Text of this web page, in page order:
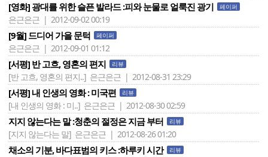
[영화] 광대를 위한 슬픈 발라드 :피와 눈물로 얼룩진 광기 페이퍼
은근은근 | 2012-09-02 00:19
[9월] 드디어 가을 문턱 페이퍼
은근은근 | 2012-09-01 01:12
[서평] 반 고흐, 영혼의 편지 리뷰
[반 고흐, 영혼의 편지..] 은근은근 | 2012-08-31 23:29
[서평] 내 인생의 영화 : 미국편 리뷰
[내 인생의 영화 : 미..] 은근은근 | 2012-08-30 02:59
지지 않는다는 말 :청춘의 절정은 지금 부터 리뷰
[지지 않는다는 말] 은근은근 | 2012-08-26 01:20
채소의 기분, 바다표범의 키스 :하루키 시간 리뷰